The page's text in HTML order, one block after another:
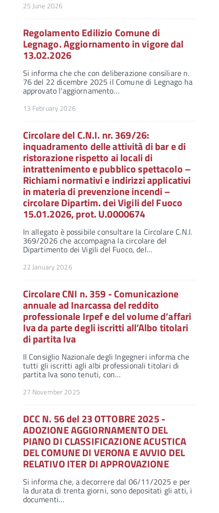
25 June 2026
Regolamento Edilizio Comune di
Legnago. Aggiornamento in vigore dal
13.02.2026
Si informa che che con deliberazione consiliare n.
76 del 22 dicembre 2025 il Comune di Legnago ha
approvato l'aggiornamento…
13 February 2026
Circolare del C.N.I. nr. 369/26:
inquadramento delle attività di bar e di
ristorazione rispetto ai locali di
intrattenimento e pubblico spettacolo –
Richiami normativi e indirizzi applicativi
in materia di prevenzione incendi –
circolare Dipartim. dei Vigili del Fuoco
15.01.2026, prot. U.0000674
In allegato è possibile consultare la Circolare C.N.I.
369/2026 che accompagna la circolare del
Dipartimento dei Vigili del Fuoco, del…
22 January 2026
Circolare CNI n. 359 - Comunicazione
annuale ad Inarcassa del reddito
professionale Irpef e del volume d’affari
Iva da parte degli iscritti all’Albo titolari
di partita Iva
Il Consiglio Nazionale degli Ingegneri informa che
tutti gli iscritti agli albi professionali titolari di
partita Iva sono tenuti, con…
27 November 2025
DCC N. 56 del 23 OTTOBRE 2025 -
ADOZIONE AGGIORNAMENTO DEL
PIANO DI CLASSIFICAZIONE ACUSTICA
DEL COMUNE DI VERONA E AVVIO DEL
RELATIVO ITER DI APPROVAZIONE
Si informa che, a decorrere dal 06/11/2025 e per
la durata di trenta giorni, sono depositati gli atti, i
documenti…